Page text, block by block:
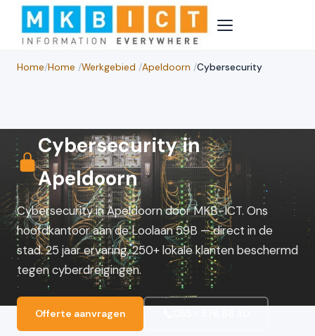
Home/Home /Werkgebied /Apeldoorn /Cybersecurity
Cybersecurity in
Apeldoorn
Cybersecurity in Apeldoorn door MKB-ICT. Ons
hoofdkantoor aan de Loolaan 59B — direct in de
stad. 25 jaar ervaring, 250+ lokale klanten beschermd
tegen cyberdreigingen.
Offerte aanvragen